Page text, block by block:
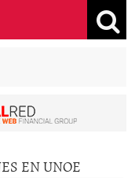
EN UNOE